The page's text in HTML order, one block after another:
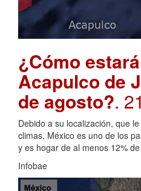
¿Cómo
Acapulco de
de agosto?.
Debido a su localización, que
climas, México es uno de los
y es hogar de al menos 12%
Infobae